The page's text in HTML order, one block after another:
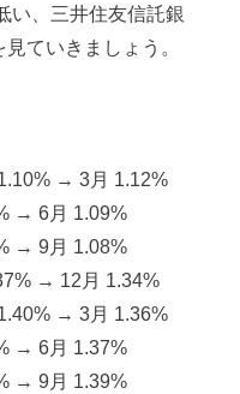
い、三井住友信託銀
ていきましょう。
→ 3月 1.12%
6月 1.09%
9月 1.08%
→ 12月 1.34%
→ 3月 1.36%
6月 1.37%
9月 1.39%